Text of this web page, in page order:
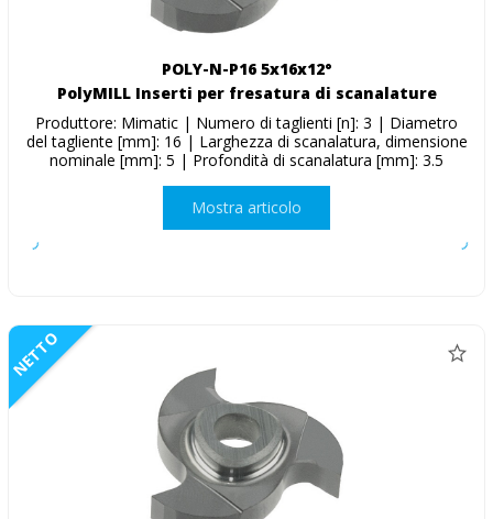
POLY-N-P16 5x16x12°
PolyMILL Inserti per fresatura di scanalature
Produttore: Mimatic | Numero di taglienti [n]: 3 | Diametro
del tagliente [mm]: 16 | Larghezza di scanalatura, dimensione
nominale [mm]: 5 | Profondità di scanalatura [mm]: 3.5
Mostra articolo
NETTO